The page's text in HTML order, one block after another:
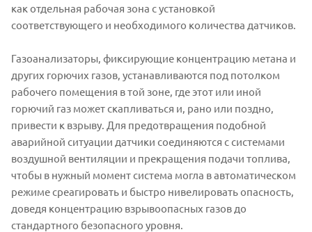
как отдельная рабочая зона с установкой
соответствующего и необходимого количества датчиков.
Газоанализаторы, фиксирующие концентрацию метана и
других горючих газов, устанавливаются под потолком
рабочего помещения в той зоне, где этот или иной
горючий газ может скапливаться и, рано или поздно,
привести к взрыву. Для предотвращения подобной
аварийной ситуации датчики соединяются с системами
воздушной вентиляции и прекращения подачи топлива,
чтобы в нужный момент система могла в автоматическом
режиме среагировать и быстро нивелировать опасность,
доведя концентрацию взрывоопасных газов до
стандартного безопасного уровня.